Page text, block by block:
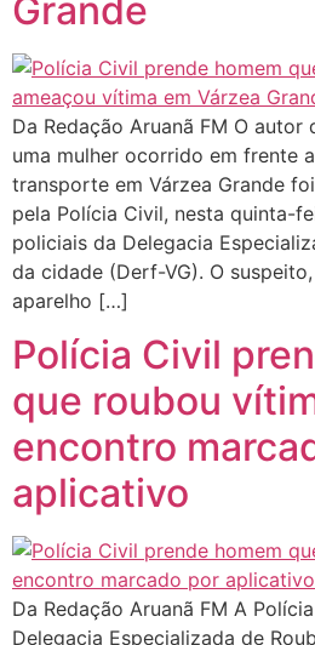
Grande
Da Redação Aruanã FM O
uma mulher ocorrido em frente
transporte em Várzea Grande
pela Polícia Civil, nesta quinta-
policiais da Delegacia
da cidade (Derf-VG). O
aparelho […]
Polícia Civil
que roubou
encontro
aplicativo
Da Redação Aruanã FM A
Delegacia Especializada de